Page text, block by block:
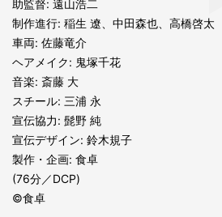
助監督: 遠山浩二
制作進行: 稲生 遼、中田森也、高橋啓太
車両: 佐藤竜介
ヘアメイク: 鬼塚千花
音楽: 斎藤 大
スチール: 三浦 永
宣伝協力: 髭野 純
宣伝デザイン: 鈴木規子
製作・企画: 食卓
(76分／DCP)
©食卓